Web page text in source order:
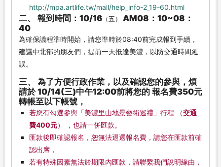
http://mpa.artlife.tw/mall/help_info-2_19-60.html
二、 報到時間： 10/16 （五）
AM08：10~08：
40
為確保議程準時開始，請您準時於08:40前完成報到手續，
建議中北部的朋友們，提前一天抵達美濃，以防交通時間延
誤。
三、 為了方便行政作業，以及確認您的參與，煩
請於10/14(三)中午12:00前將您的 報名費350元
轉帳至以下帳號，
若您有勾選參與「美濃里山地景藝術巡禮」行程 （交通
費400元） ，也請一併匯款。
匯款後即確認報名，恕無法退還報名費，請您在匯款前確
認出席，
若有特殊因素無法於期限內匯款，請聯繫我們說明緣由，